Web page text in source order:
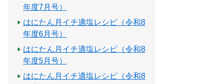
年度7月号）
はにたん月イチ適塩レシピ（令和8
年度6月号）
はにたん月イチ適塩レシピ（令和8
年度5月号）
はにたん月イチ適塩レシピ（令和8